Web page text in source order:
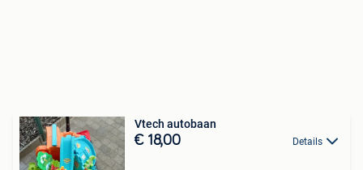
Vtech autobaan
€ 18,00 Details